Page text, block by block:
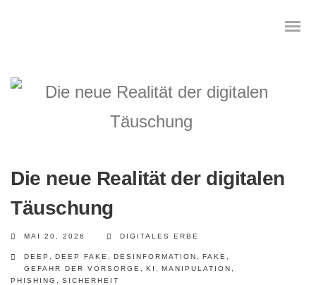
Die neue Realität der digitalen
Täuschung
MAI 20, 2026 DIGITALES ERBE
DEEP DEEP FAKE DESINFORMATION FAKE
GEFAHR DER VORSORGE
KI MANIPULATION
PHISHING
SICHERHEIT